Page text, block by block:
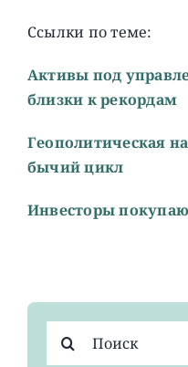
Ссылки по теме:
Активы под
близки к рекордам
Геополитическая
бычий цикл
Инвесторы
поиска: